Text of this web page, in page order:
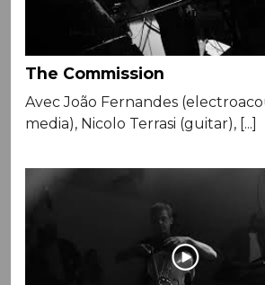
The Commission
Avec João Fernandes
media), Nicolo Terrasi (guitar), [...]